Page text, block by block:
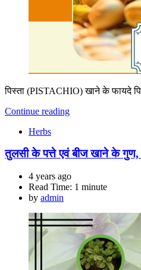
पिस्ता (PISTACHIO) खाने के फायदे
Continue reading
Herbs
तुलसी के पत्ते एवं बीज खाने के गुण,
4 years ago
Read Time: 1 minute
by admin